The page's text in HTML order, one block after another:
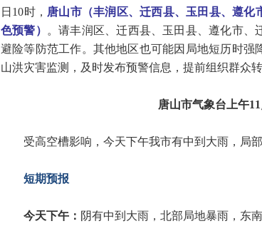
日10时， 唐山市（丰润区、迁西县、玉田县、遵
色预警）
。请丰润区、迁西县、玉田县、遵化市
避险等防范工作。其他地区也可能因局地短历时
山洪灾害监测，及时发布预警信息，提前组织群众
唐山市气象台上午
受高空槽影响，今天下午我市有中到大雨，局
短期预报
今天下午： 阴有中到大雨，北部局地暴雨，